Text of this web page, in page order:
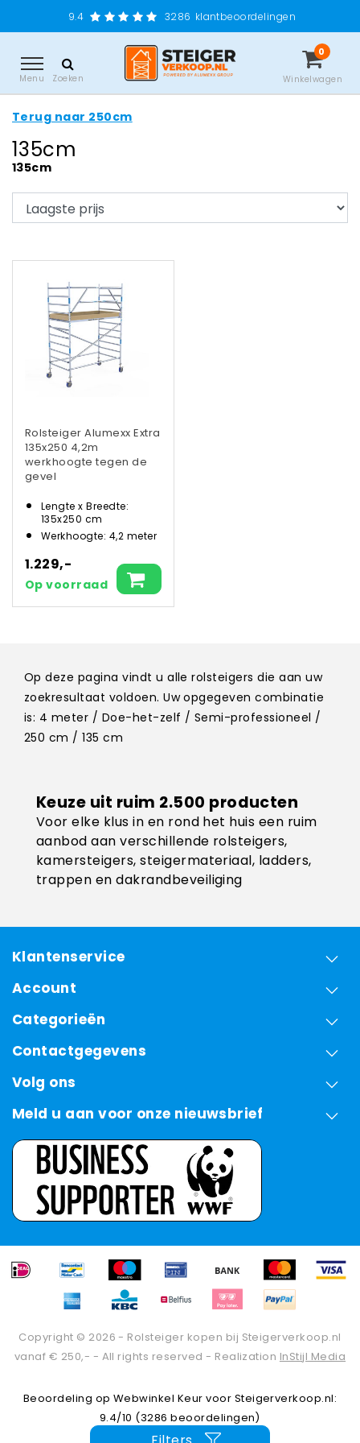
9.4 3286 klantbeoordelingen
Menu Zoeken
0
Winkelwagen
Terug naar 250cm
135cm
135cm
Rolsteiger Alumexx Extra
135x250 4,2m
werkhoogte tegen de
gevel
Lengte x Breedte:
135x250 cm
Werkhoogte: 4,2 meter
1.229,-
Op voorraad
Op deze pagina vindt u alle rolsteigers die aan uw
zoekresultaat voldoen. Uw opgegeven combinatie
is: 4 meter / Doe-het-zelf / Semi-professioneel /
250 cm / 135 cm
Keuze uit ruim 2.500 producten
Voor elke klus in en rond het huis een ruim
aanbod aan verschillende rolsteigers,
kamersteigers, steigermateriaal, ladders,
trappen en dakrandbeveiliging
Klantenservice
Account
Categorieën
Contactgegevens
Volg ons
Meld u aan voor onze nieuwsbrief
Copyright © 2026 - Rolsteiger kopen bij Steigerverkoop.nl
vanaf € 250,- - All rights reserved - Realization InStijl Media
Beoordeling op Webwinkel Keur voor Steigerverkoop.nl:
9.4/10 (3286 beoordelingen)